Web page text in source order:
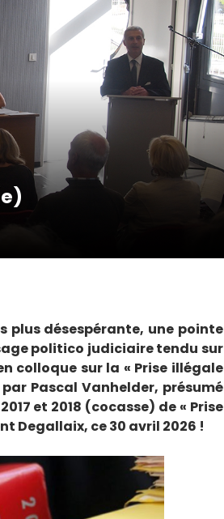
plus désespérante, une pointe
politico judiciaire tendu sur
colloque sur la « Prise illégale
Pascal Vanhelder, présumé
et 2018 (cocasse) de « Prise
Degallaix, ce 30 avril 2026 !